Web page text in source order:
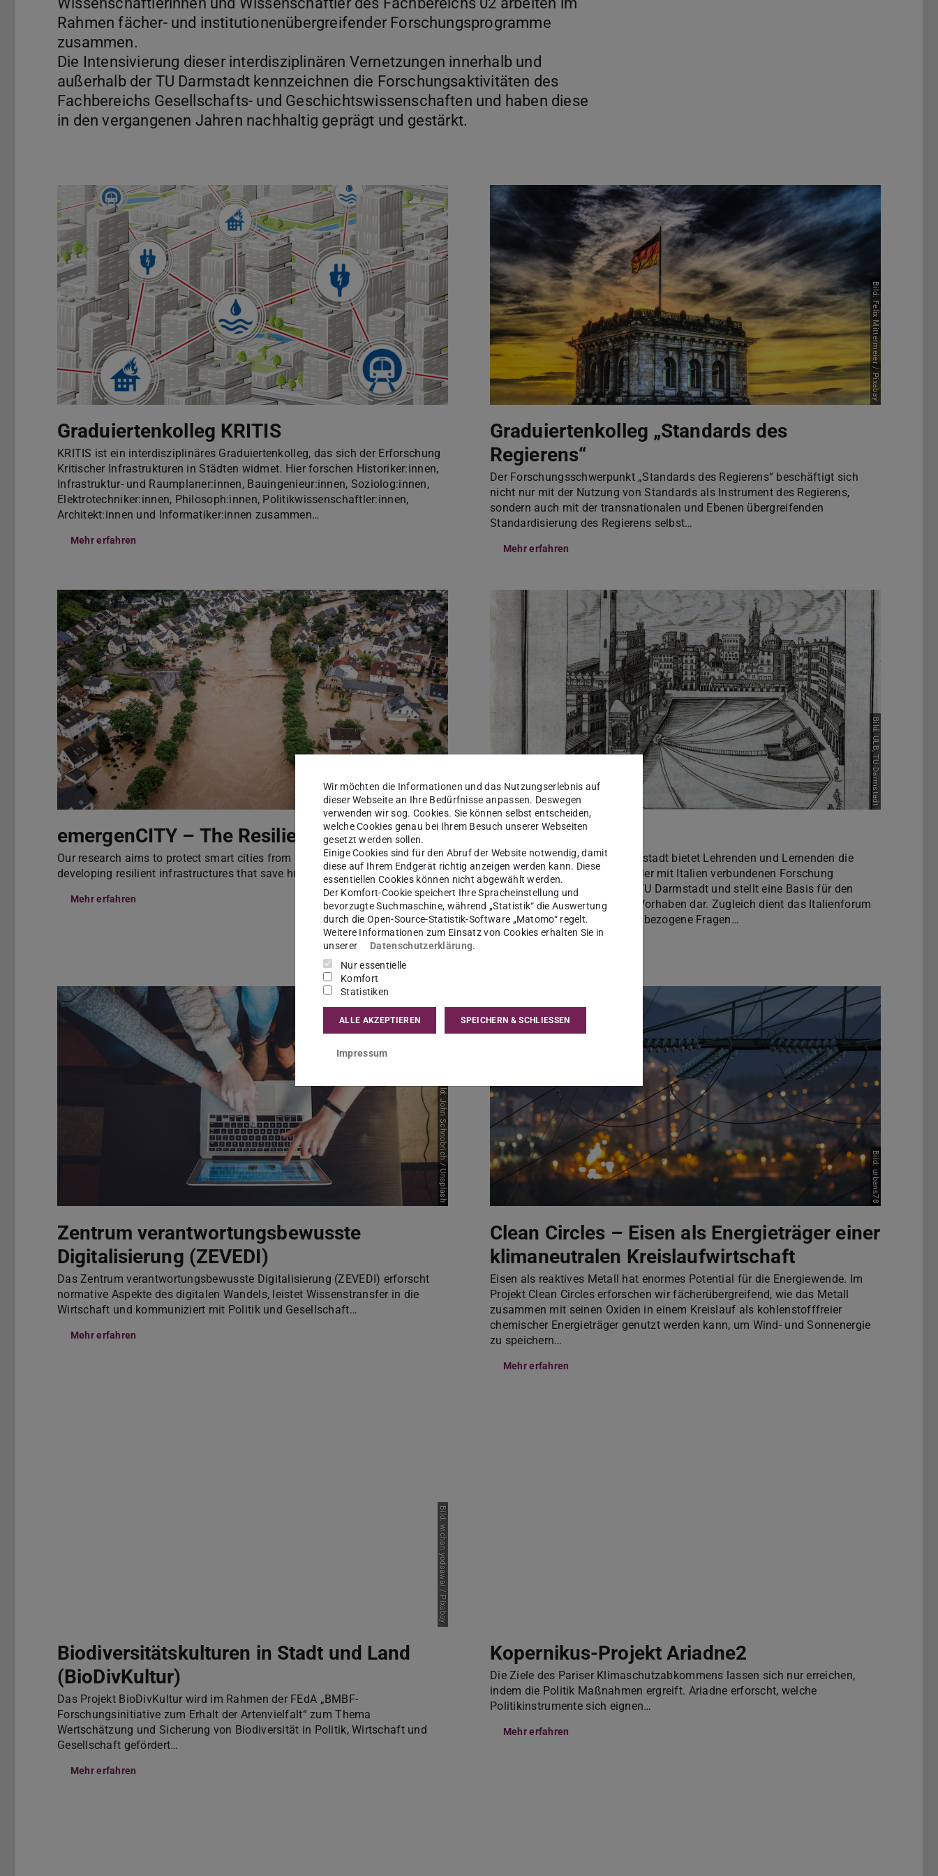
Rahmen fächer- und institutionenübergreifender Forschungsprogramme
zusammen.
Die Intensivierung dieser interdisziplinären Vernetzungen innerhalb und
außerhalb der TU Darmstadt kennzeichnen die Forschungsaktivitäten des
Fachbereichs Gesellschafts- und Geschichtswissenschaften und haben diese
in den vergangenen Jahren nachhaltig geprägt und gestärkt.
Graduiertenkolleg KRITIS
KRITIS ist ein interdisziplinäres Graduiertenkolleg, das sich der Erforschung
Kritischer Infrastrukturen in Städten widmet. Hier forschen Historiker:innen,
Infrastruktur- und Raumplaner:innen, Bauingenieur:innen, Soziolog:innen,
Elektrotechniker:innen, Philosoph:innen, Politikwissenschaftler:innen,
Architekt:innen und Informatiker:innen zusammen…
Mehr erfahren
Bild: Felix Mittermeier / Pixabay
Graduiertenkolleg „Standards des
Regierens“
Der Forschungsschwerpunkt „Standards des Regierens“ beschäftigt sich
nicht nur mit der Nutzung von Standards als Instrument des Regierens,
sondern auch mit der transnationalen und Ebenen übergreifenden
Standardisierung des Regierens selbst…
Mehr erfahren
emergenCITY – The Resilient Digital City
Our research aims to protect smart cities from disasters. For this we are
developing resilient infrastructures that save human lives…
Mehr erfahren
Bild: ULB, TU Darmstadt
Italienforum
Das Italienforum der TU Darmstadt bietet Lehrenden und Lernenden die
Möglichkeit der Vernetzung aller mit Italien verbundenen Forschung
innerhalb und außerhalb der TU Darmstadt und stellt eine Basis für den
Austausch und gemeinsame Vorhaben dar. Zugleich dient das Italienforum
als Ansprechpartner für italienbezogene Fragen…
Bild: John Schnobrich / Unsplash
Zentrum verantwortungsbewusste
Digitalisierung (ZEVEDI)
Das Zentrum verantwortungsbewusste Digitalisierung (ZEVEDI) erforscht
normative Aspekte des digitalen Wandels, leistet Wissenstransfer in die
Wirtschaft und kommuniziert mit Politik und Gesellschaft…
Mehr erfahren
Bild: urbans78
Clean Circles – Eisen als Energieträger einer
klimaneutralen Kreislaufwirtschaft
Eisen als reaktives Metall hat enormes Potential für die Energiewende. Im
Projekt Clean Circles erforschen wir fächerübergreifend, wie das Metall
zusammen mit seinen Oxiden in einem Kreislauf als kohlenstofffreier
chemischer Energieträger genutzt werden kann, um Wind- und Sonnenergie
zu speichern…
Mehr erfahren
Bild: wichan yodsawai / Pixabay
Biodiversitätskulturen in Stadt und Land
(BioDivKultur)
Das Projekt BioDivKultur wird im Rahmen der FEdA „BMBF-
Forschungsinitiative zum Erhalt der Artenvielfalt“ zum Thema
Wertschätzung und Sicherung von Biodiversität in Politik, Wirtschaft und
Gesellschaft gefördert…
Mehr erfahren
Kopernikus-Projekt Ariadne2
Die Ziele des Pariser Klimaschutzabkommens lassen sich nur erreichen,
indem die Politik Maßnahmen ergreift. Ariadne erforscht, welche
Politikinstrumente sich eignen…
Mehr erfahren
Wir möchten die Informationen und das Nutzungserlebnis auf
dieser Webseite an Ihre Bedürfnisse anpassen. Deswegen
verwenden wir sog. Cookies. Sie können selbst entscheiden,
welche Cookies genau bei Ihrem Besuch unserer Webseiten
gesetzt werden sollen.
Einige Cookies sind für den Abruf der Website notwendig, damit
diese auf Ihrem Endgerät richtig anzeigen werden kann. Diese
essentiellen Cookies können nicht abgewählt werden.
Der Komfort-Cookie speichert Ihre Spracheinstellung und
bevorzugte Suchmaschine, während „Statistik“ die Auswertung
durch die Open-Source-Statistik-Software „Matomo“ regelt.
Weitere Informationen zum Einsatz von Cookies erhalten Sie in
unserer
Datenschutzerklärung.
Nur essentielle
Komfort
Statistiken
ALLE AKZEPTIEREN SPEICHERN & SCHLIESSEN
Impressum